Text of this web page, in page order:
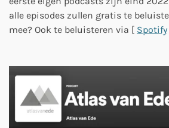
alle episodes zullen gratis te
mee? Ook te beluisteren via [ Spotify